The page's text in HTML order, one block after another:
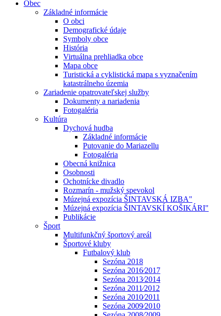
Obec
Základné informácie
O obci
Demografické údaje
Symboly obce
História
Virtuálna prehliadka obce
Mapa obce
Turistická a cyklistická mapa s vyznačením
katastrálneho územia
Zariadenie opatrovateľskej služby
Dokumenty a nariadenia
Fotogaléria
Kultúra
Dychová hudba
Základné informácie
Putovanie do Mariazellu
Fotogaléria
Obecná knižnica
Osobnosti
Ochotnícke divadlo
Rozmarín - mužský spevokol
Múzejná expozícia ŠINTAVSKÁ IZBA"
Múzejná expozícia ŠINTAVSKÍ KOŠIKÁRI"
Publikácie
Šport
Multifunkčný športový areál
Športové kluby
Futbalový klub
Sezóna 2018
Sezóna 2016⁄2017
Sezóna 2013⁄2014
Sezóna 2011⁄2012
Sezóna 2010⁄2011
Sezóna 2009⁄2010